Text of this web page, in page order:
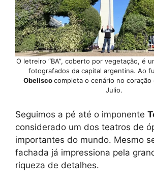
O letreiro “BA”, coberto por vegetação, é
fotografados da capital argentina. Ao
Obeliscocompleta o cenário no coração
Julio.
Seguimos a pé até o imponente
considerado um dos teatros de
importantes do mundo. Mesmo
fachada já impressiona pela
riqueza de detalhes.